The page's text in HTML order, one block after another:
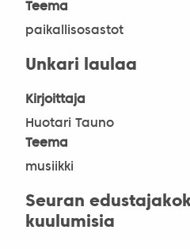
Teema
paikallisosastot
Unkari laulaa
Kirjoittaja
Huotari Tauno
Teema
musiikki
Seuran
kuulumisia